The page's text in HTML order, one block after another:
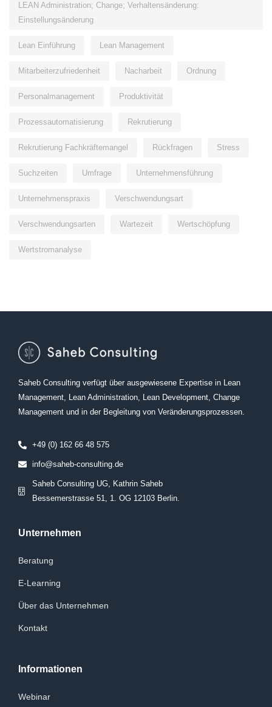
LEAN Administration; Change; Verhaltensänderung:
Einstellungsänderung
Lean Einführung Lean Management
Mitarbeiterzufriedenheit Nacharbeit Ordnung
Personalmanagement Produktivität
Prozessautomatisierung Rekrutierung
Rekrutierung Fachkräftemangel Rückfragen Stress
Suchzeiten Umfrage Unternehmensführung
Unternehmenspraxis Verschwendungsart
Verschwendungsarten Wartezeit Wertschöpfung
Wertstromanalyse
Saheb Consulting verfügt über ausgewiesene Expertise in Lean
Management, Lean Administration, Lean Development, Change
Management und in der Begleitung von Veränderungsprozessen.
+49 (0) 162 66 48 575
info@saheb-consulting.de
Saheb Consulting UG, Kathrin Saheb
Bessemerstrasse 51, 1. OG 12103 Berlin.
Unternehmen
Beratung
E-Learning
Über das Unternehmen
Kontakt
Informationen
Webinar